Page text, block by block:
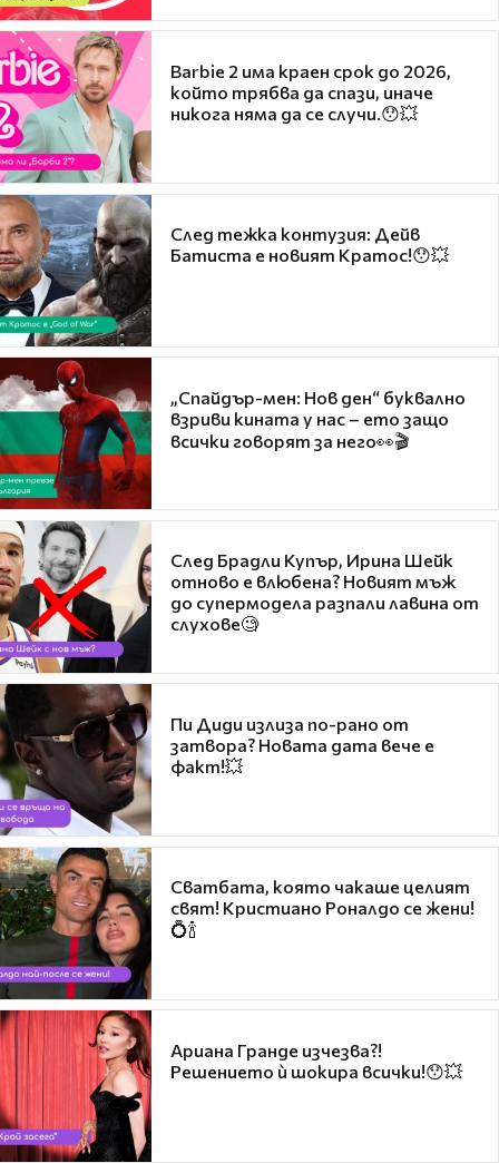
Barbie 2 има краен срок до 2026,
който трябва да спази, иначе
никога няма да се случи.😯💥
След тежка контузия: Дейв
Батиста е новият Кратос!😯💥
„Спайдър-мен: Нов ден“ буквално
взриви кината у нас – ето защо
всички говорят за него👀🎬
След Брадли Купър, Ирина Шейк
отново е влюбена? Новият мъж
до супермодела разпали лавина от
слухове🧐
Пи Диди излиза по-рано от
затвора? Новата дата вече е
факт!💥
Сватбата, която чакаше целият
свят! Кристиано Роналдо се жени!
💍🍾
Ариана Гранде изчезва?!
Решението ѝ шокира всички!😯💥